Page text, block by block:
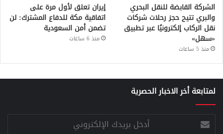
الشركة القابضة للنقل البحري
والبري تتيح حجز رحلات شركات
نقل الركاب إلكترونيًا عبر تطبيق
«سهل»
منذ 5 ساعات
إيران تعلق لأول مرة على
اتفاقية مكة للدفاع المشترك: لن
تضمن أمن السعودية
منذ 6 ساعات
لمتابعة أخر الاخبار الحصرية
أدخل
بريدك